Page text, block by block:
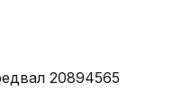
20894565